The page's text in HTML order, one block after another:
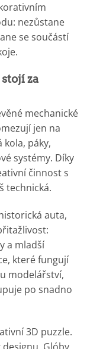
nezůstane
se součástí
za
mechanické
jen na
kola, páky,
systémy. Díky
činnost s
technická.
auta,
a mladší
které fungují
modelářství,
po snadno
3D puzzle.